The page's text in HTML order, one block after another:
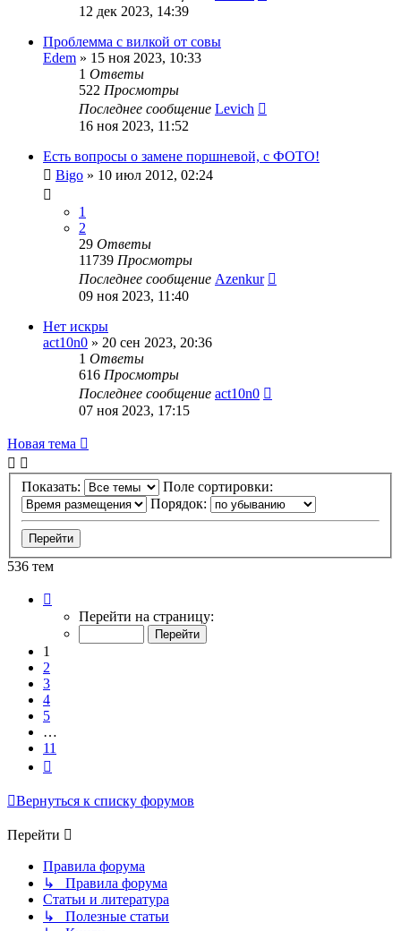
12 дек 2023, 14:39
Проблемма с вилкой от совы
Edem » 15 ноя 2023, 10:33
1 Ответы
522 Просмотры
Последнее сообщение Levich
16 ноя 2023, 11:52
Есть вопросы о замене поршневой, с ФОТО!
Bigo » 10 июл 2012, 02:24
1
2
29 Ответы
11739 Просмотры
Последнее сообщение Azenkur
09 ноя 2023, 11:40
Нет искры
act10n0 » 20 сен 2023, 20:36
1 Ответы
616 Просмотры
Последнее сообщение act10n0
07 ноя 2023, 17:15
Новая тема
Показать:
Поле сортировки:
Порядок:
536 тем
Перейти на страницу:
1
2
3
4
5
…
11
Вернуться к списку форумов
Перейти
Правила форума
↳ Правила форума
Статьи и литература
↳ Полезные статьи